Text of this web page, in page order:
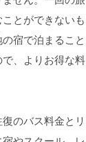
とができないも
宿で泊まること
、よりお得な料
のバス料金とリ